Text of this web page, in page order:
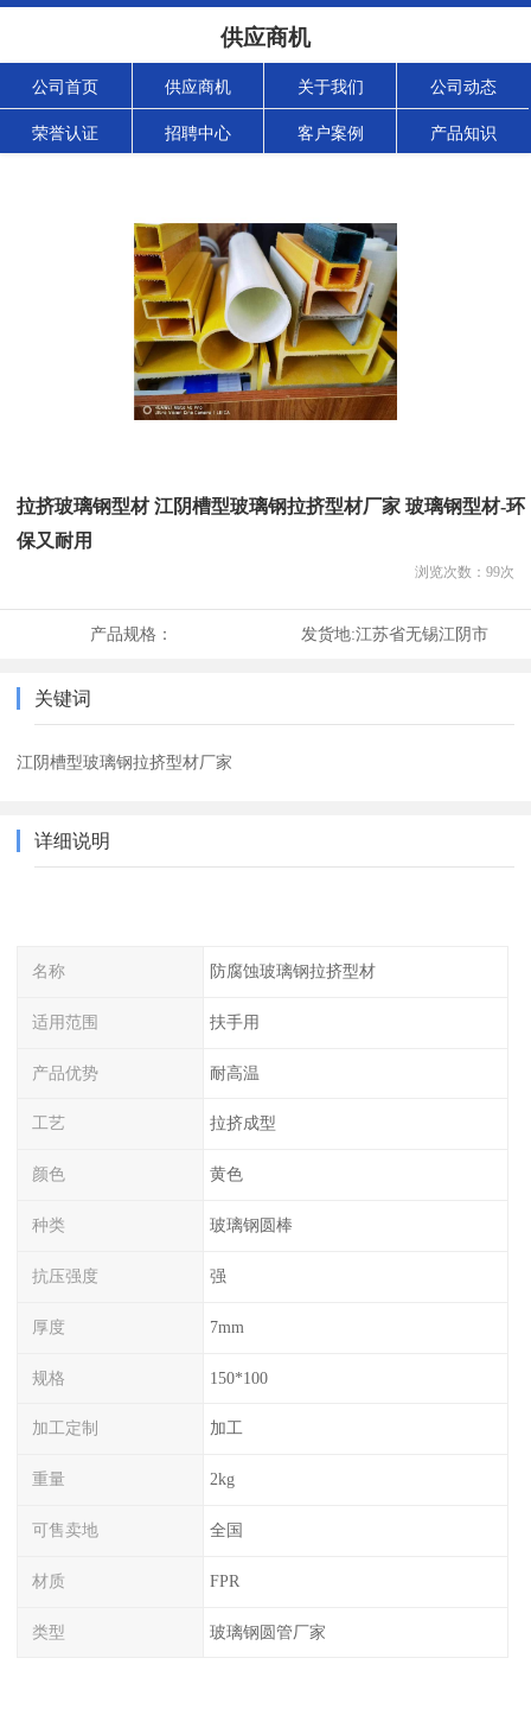
供应商机
公司首页 供应商机 关于我们 公司动态
荣誉认证 招聘中心 客户案例 产品知识
拉挤玻璃钢型材 江阴槽型玻璃钢拉挤型材厂家 玻璃钢型材-环
保又耐用
浏览次数： 99次
产品规格： 发货地:江苏省无锡江阴市
关键词
江阴槽型玻璃钢拉挤型材厂家
详细说明
名称 防腐蚀玻璃钢拉挤型材
适用范围 扶手用
产品优势 耐高温
工艺 拉挤成型
颜色 黄色
种类 玻璃钢圆棒
抗压强度 强
厚度 7mm
规格 150*100
加工定制 加工
重量 2kg
可售卖地 全国
材质 FPR
类型 玻璃钢圆管厂家